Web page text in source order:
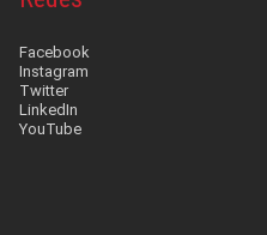
Facebook
Instagram
Twitter
LinkedIn
YouTube